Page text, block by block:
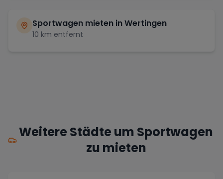
Sportwagen mieten inWertingen
10 km entfernt
Weitere Städte um Sportwagen
zu mieten